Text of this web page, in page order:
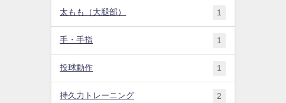
太もも（大腿部） 1
手・手指 1
投球動作 1
持久力トレーニング 2